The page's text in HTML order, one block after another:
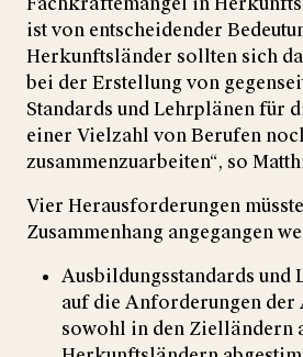
ist von entscheidender
Herkunftsländer sollten sich
bei der Erstellung von
Standards und Lehrplänen für
einer Vielzahl von Berufen
zusammenzuarbeiten“, so
Vier Herausforderungen
Zusammenhang angegangen
Ausbildungsstandards und
auf die Anforderungen
sowohl in den Zielländern